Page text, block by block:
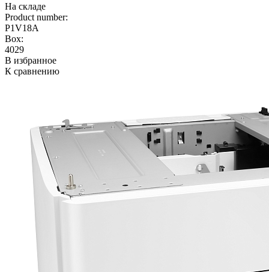
На складе
Product number:
P1V18A
Box:
4029
В избранное
К сравнению